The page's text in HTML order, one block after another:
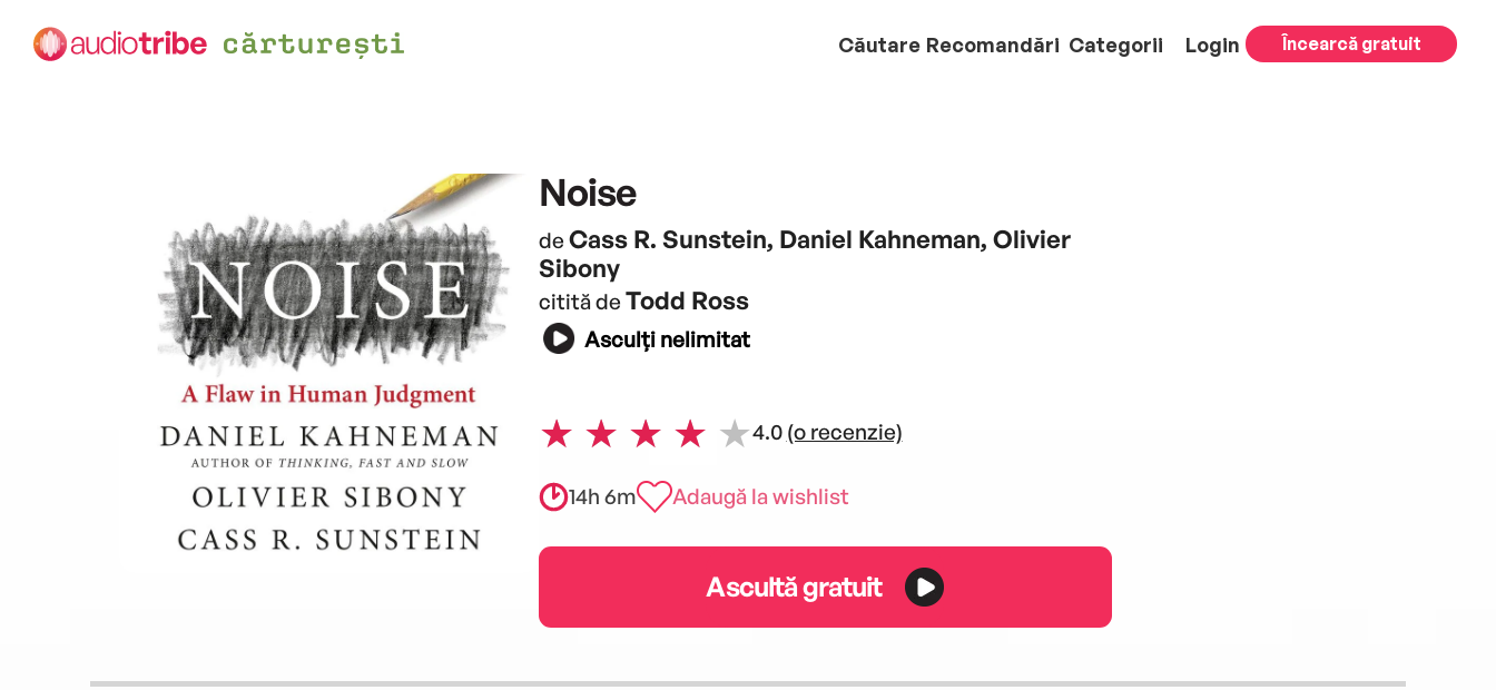
Căutare Recomandări Categorii Login Încearcă gratuit
Noise
de Cass R. Sunstein, Daniel Kahneman, Olivier
Sibony
citită de Todd Ross
Asculți nelimitat
4.0 (o recenzie)
14h 6m Adaugă la wishlist
Ascultă gratuit